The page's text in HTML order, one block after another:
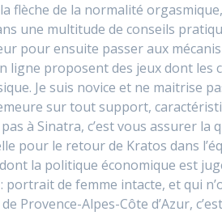
flèche de la normalité
une multitude de conseils
pour ensuite passer aux
ligne proposent des jeux dont
Je suis novice et ne maitrise
sur tout support,
à Sinatra, c’est vous assurer
pour le retour de Kratos dans
la politique économique est
portrait de femme intacte, et qui
Provence-Alpes-Côte d’Azur,